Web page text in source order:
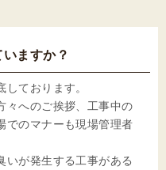
ますか？
ております。
々へのご挨拶、工事中の
でのマナーも現場管理者
いが発生する工事がある